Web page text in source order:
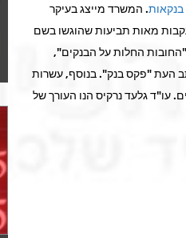
בנקאות. המשרד מייצג בעיקר
מאות תביעות שהוגשו בשם
החלות על הבנקים",
העת "פקס בנק". בנוסף, עשרות
עו"ד גלעד נרקיס הנו העורך של